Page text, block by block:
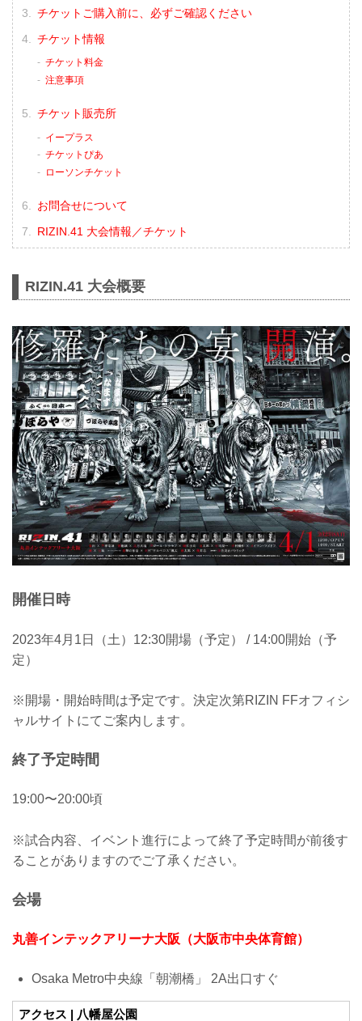
チケットご購入前に、必ずご確認ください
チケット情報
チケット料金
注意事項
チケット販売所
イープラス
チケットぴあ
ローソンチケット
お問合せについて
RIZIN.41 大会情報／チケット
RIZIN.41 大会概要
開催日時
2023年4月1日（土）12:30開場（予定） / 14:00開始（予
定）
※開場・開始時間は予定です。決定次第RIZIN FFオフィシ
ャルサイトにてご案内します。
終了予定時間
19:00〜20:00頃
※試合内容、イベント進行によって終了予定時間が前後す
ることがありますのでご了承ください。
会場
丸善インテックアリーナ大阪（大阪市中央体育館）
Osaka Metro中央線「朝潮橋」 2A出口すぐ
アクセス | 八幡屋公園